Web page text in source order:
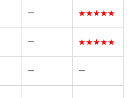
ー ★★★★★
ー ★★★★★
ー ー